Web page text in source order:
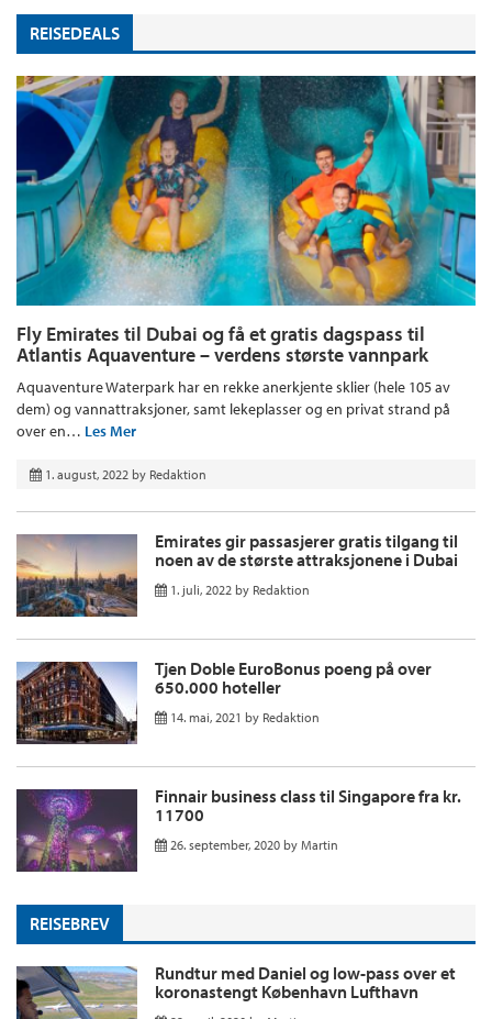
REISEDEALS
Fly Emirates til Dubai og få et gratis dagspass til
Atlantis Aquaventure – verdens største vannpark
Aquaventure Waterpark har en rekke anerkjente sklier (hele 105 av
dem) og vannattraksjoner, samt lekeplasser og en privat strand på
over en… Les Mer
1. august, 2022 by Redaktion
Emirates gir passasjerer gratis tilgang til
noen av de største attraksjonene i Dubai
1. juli, 2022 by Redaktion
Tjen Doble EuroBonus poeng på over
650.000 hoteller
14. mai, 2021 by Redaktion
Finnair business class til Singapore fra kr.
11700
26. september, 2020 by Martin
REISEBREV
Rundtur med Daniel og low-pass over et
koronastengt København Lufthavn